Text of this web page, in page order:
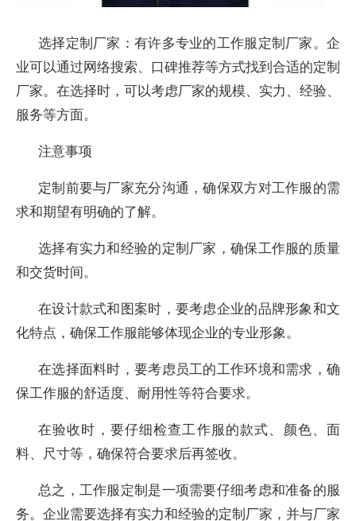
选择定制厂家：有许多专业的工作服定制厂家。企
业可以通过网络搜索、口碑推荐等方式找到合适的定制
厂家。在选择时，可以考虑厂家的规模、实力、经验、
服务等方面。
注意事项
定制前要与厂家充分沟通，确保双方对工作服的需
求和期望有明确的了解。
选择有实力和经验的定制厂家，确保工作服的质量
和交货时间。
在设计款式和图案时，要考虑企业的品牌形象和文
化特点，确保工作服能够体现企业的专业形象。
在选择面料时，要考虑员工的工作环境和需求，确
保工作服的舒适度、耐用性等符合要求。
在验收时，要仔细检查工作服的款式、颜色、面
料、尺寸等，确保符合要求后再签收。
总之，工作服定制是一项需要仔细考虑和准备的服
务。企业需要选择有实力和经验的定制厂家，并与厂家